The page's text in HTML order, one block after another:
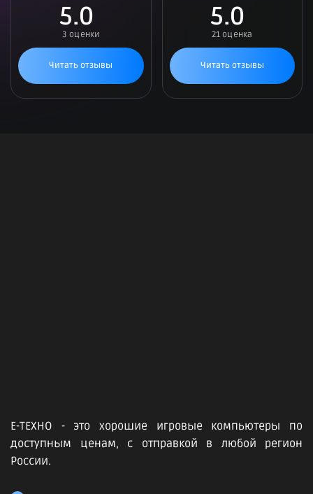
5.0
3 оценки
Читать отзывы
5.0
21 оценка
Читать отзывы
Е-ТЕХНО - это хорошие игровые компьютеры по
доступным ценам, с отправкой в любой регион
России.